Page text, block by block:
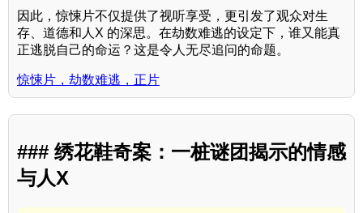
因此，惊悚片不仅提供了视听享受，更引发了观众对生
存、道德和人X 的深思。在劫数难逃的设定下，谁又能真
正逃脱自己的命运？这是令人无尽追问的命题。
惊悚片，劫数难逃，正片
### 绣花鞋奇案：一桩谜团揭示的情感
与人X